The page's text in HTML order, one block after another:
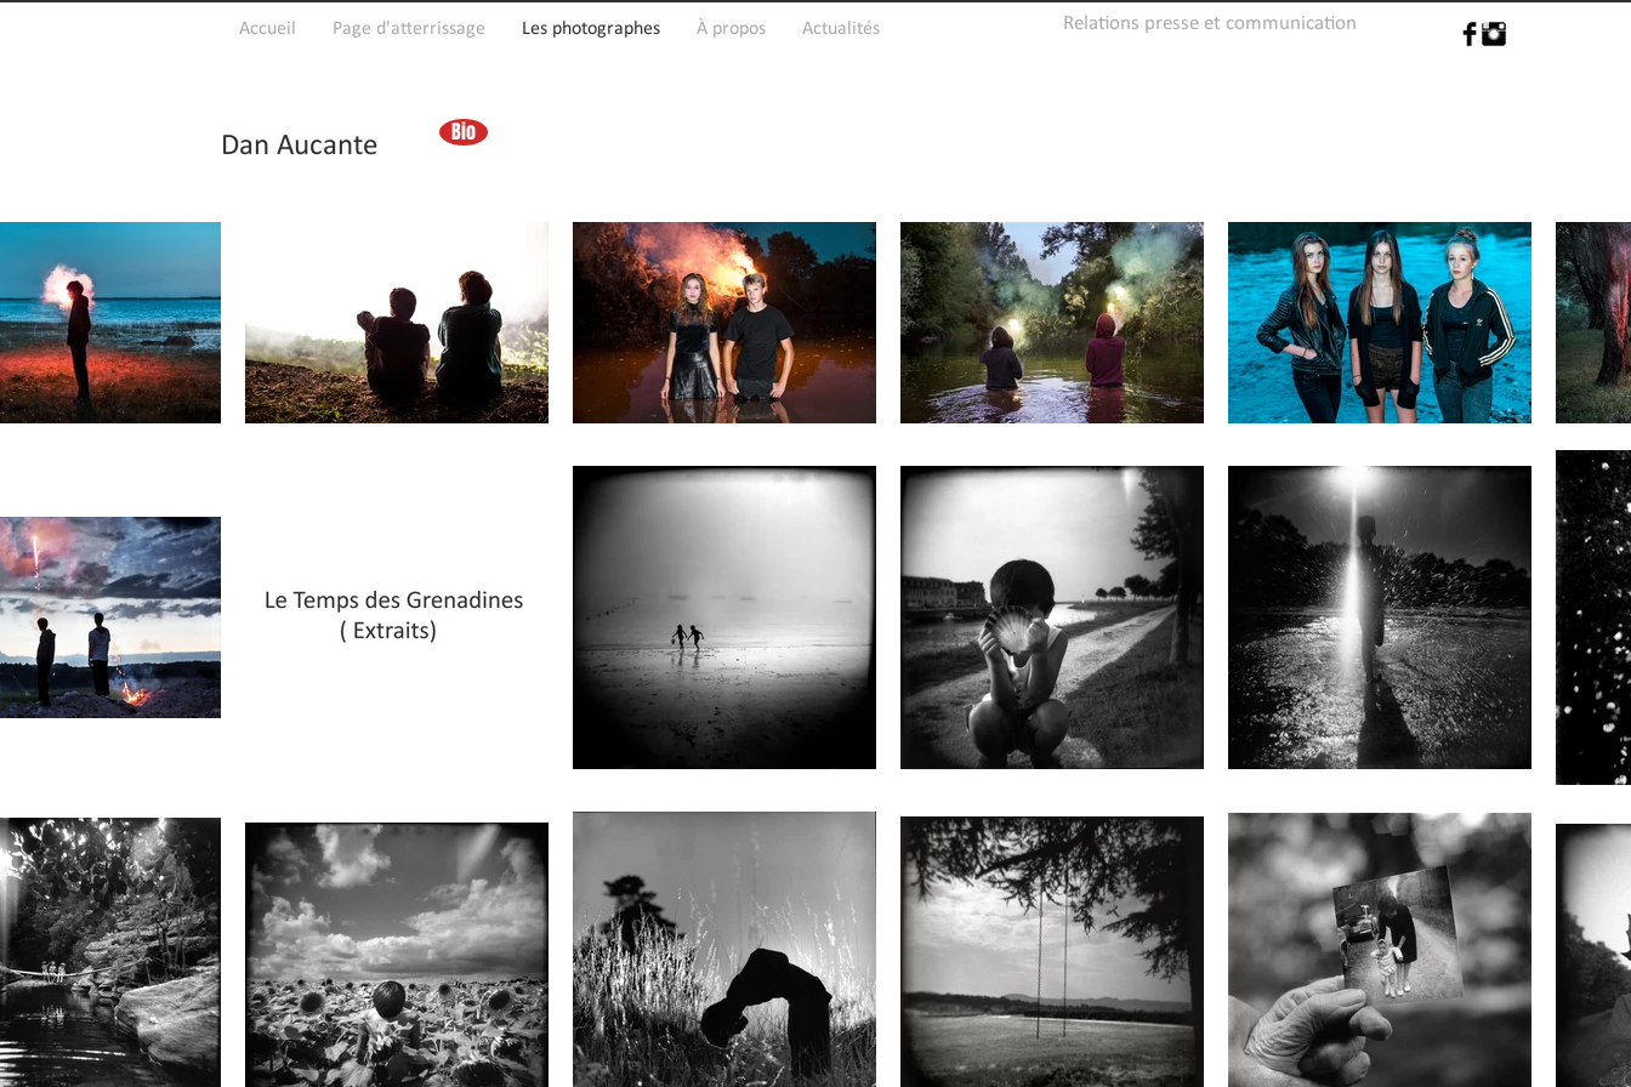
Accueil Page d'atterrissage Les photographes À propos Actualités Relations presse et communication
Dan Aucante Bio